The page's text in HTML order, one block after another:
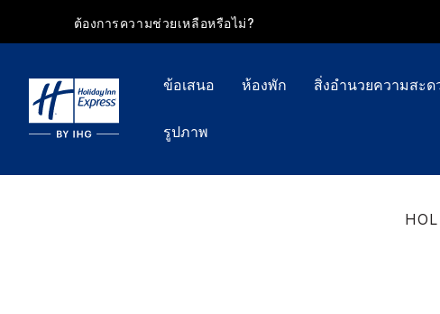
ต้องการความช่วยเหลือหรือไม่?
ข้อเสนอ ห้องพัก สิ่งอำนวยความสะด
รูปภาพ